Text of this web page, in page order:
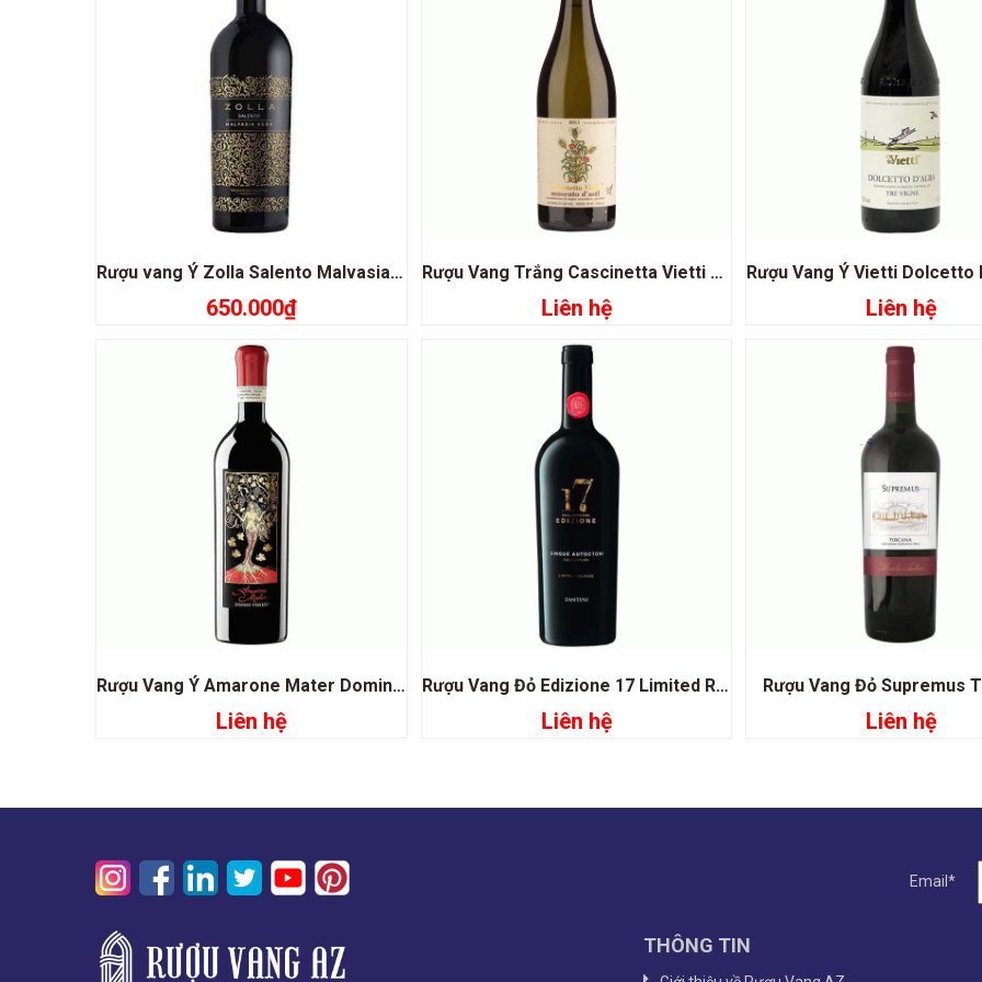
Thêm vào giỏ hàng
Rượu vang Ý Zolla Salento Malvasia Nera
650.000₫
Đọc tiếp
Rượu Vang Trắng Cascinetta Vietti Moscato D’asti
Liên hệ
Đọc tiếp
Liên hệ
Đọc tiếp
Rượu Vang Ý Amarone Mater Domini Veneti
Liên hệ
Đọc tiếp
Rượu Vang Đỏ Edizione 17 Limited Release
Liên hệ
Đọc tiếp
Rượu Vang Đỏ Supremus
Liên hệ
Email*
THÔNG TIN